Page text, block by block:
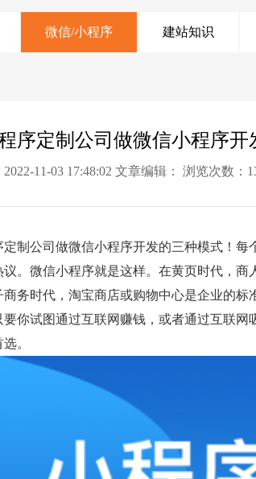
微信/小程序 建站知识
序定制公司做微信小程序开
11-03 17:48:02 文章编辑： 浏览次数：
制公司做微信小程序开发的三种模式！每
议。微信小程序就是这样。在黄页时代，
务时代，淘宝商店或购物中心是企业的标
要你试图通过互联网赚钱，或者通过互联
。